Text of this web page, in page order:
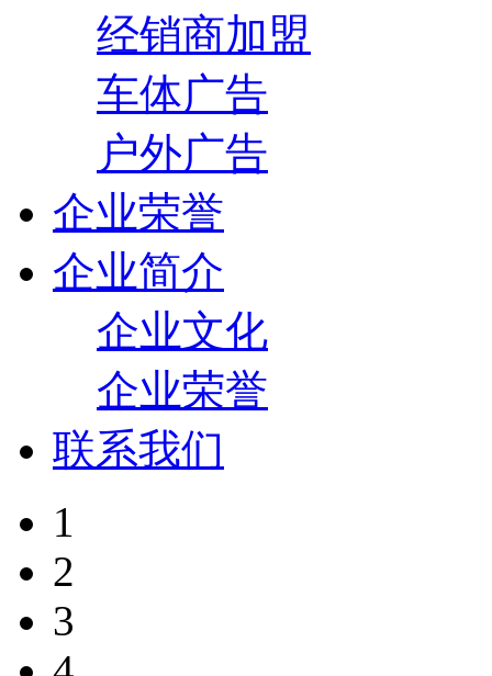
经销商加盟
车体广告
户外广告
企业荣誉
企业简介
企业文化
企业荣誉
联系我们
1
2
3